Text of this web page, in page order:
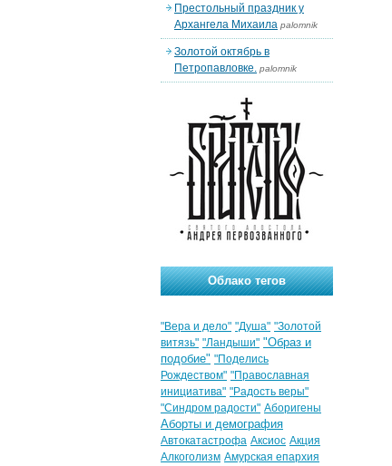
Престольный праздник у
Архангела Михаила palomnik
Золотой октябрь в
Петропавловке. palomnik
Облако тегов
"Вера и дело" "Душа" "Золотой
витязь" "Ландыши" "Образ и
подобие" "Поделись
Рождеством" "Православная
инициатива" "Радость веры"
"Синдром радости" Аборигены
Аборты и демография
Автокатастрофа Аксиос Акция
Алкоголизм Амурская епархия